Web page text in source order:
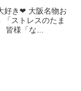
っている方いませんか〜〜❓」との声かけがあり、 皆様「な...